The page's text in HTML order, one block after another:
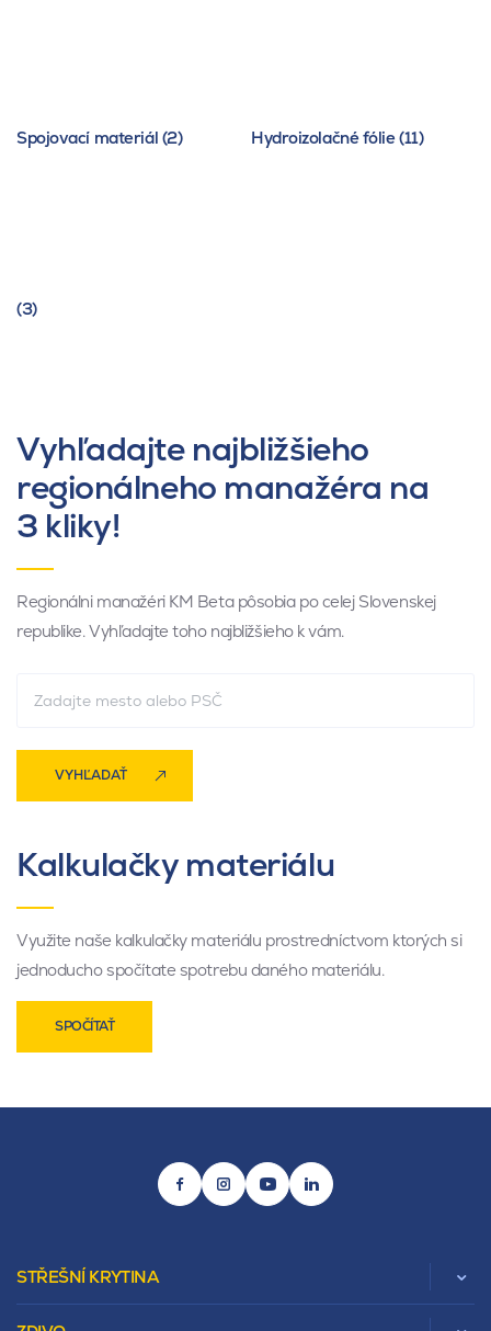
Spojovací materiál (2) Hydroizolačné fólie (11)
(3)
Vyhľadajte najbližšieho
regionálneho manažéra na
3 kliky!
Regionálni manažéri KM Beta pôsobia po celej Slovenskej
republike. Vyhľadajte toho najbližšieho k vám.
VYHĽADAŤ
Kalkulačky materiálu
Využite naše kalkulačky materiálu prostredníctvom ktorých si
jednoducho spočítate spotrebu daného materiálu.
SPOČÍTAŤ
STŘEŠNÍ KRYTINA